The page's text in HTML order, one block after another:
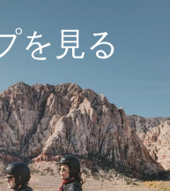
を見る